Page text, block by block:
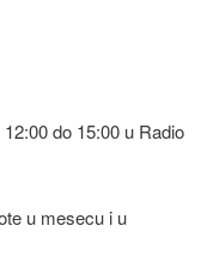
do 15:00 u Radio
u mesecu i u